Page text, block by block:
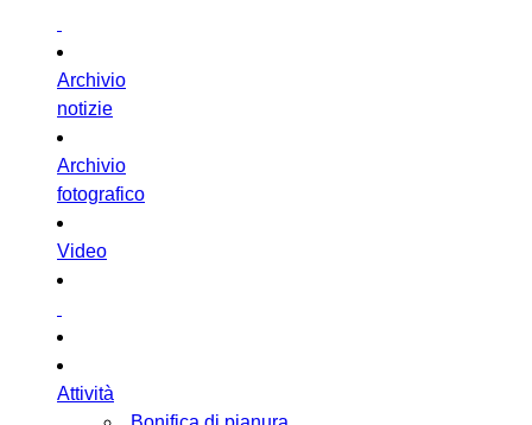
Archivio
notizie
Archivio
fotografico
Video
Attività